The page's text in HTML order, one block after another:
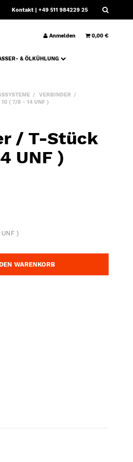
Kontakt | +49 511 984229 25
Anmelden 0,00 €
& ÖLKÜHLUNG
VERBINDER
10 ( 7/8 - 14 UNF )
/ T-Stück
UNF )
)
WARENKORB